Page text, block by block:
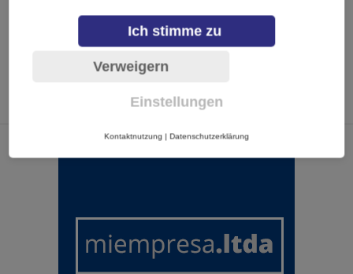
Ich stimme zu
Verweigern
Einstellungen
Kontaktnutzung | Datenschutzerklärung